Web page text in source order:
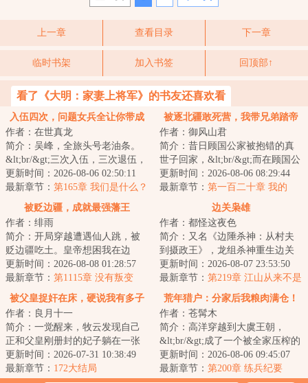
上一章 查看目录 下一章
临时书架 加入书签 回顶部↑
看了《大明：家妻上将军》的书友还喜欢看
入伍四次，问题女兵全让你带成
兵王了？
作者：在世真龙
简介：吴峰，全旅头号老油条。
&lt;br/&gt;三次入伍，三次退伍，
全旅对他简直又爱又恨。
&lt;br/&gt;爱的是...
更新时间：2026-08-06 02:50:11
最新章节： 第165章 我们是什么？
绑匪哎！
被逐北疆敢死营，我带兄弟踏帝
京
作者：御风山君
简介：昔日顾国公家被抱错的真
世子回家，&lt;br/&gt;而在顾国公
家生活了十八年的顾长渊成了假
世子。&lt;b...
更新时间：2026-08-06 08:29:44
最新章节： 第一百二十章 我的
诗，是命换的
被贬边疆，成就最强藩王
作者：绯雨
简介：开局穿越遭遇仙人跳，被
贬边疆吃土。皇帝想困我在边
城？朝臣想看我笑话？却不知我
手握现代知识，开...
更新时间：2026-08-08 01:28:57
最新章节： 第1115章 没有叛变
边关枭雄
作者：都怪这夜色
简介：又名《边陲杀神：从村夫
到摄政王》，龙组杀神重生边关
懒汉，开局反杀恶卒，迎娶落难
罪女。虐村霸、...
更新时间：2026-08-07 23:53:50
最新章节： 第219章 江山从来不是
江湖的事
被父皇捉奸在床，硬说我有多子
多福系统
作者：良月十一
简介：一觉醒来，牧云发现自己
正和父皇刚册封的妃子躺在一张
床上，殿外传来的是他父皇愤怒
的咆哮声，怎么...
更新时间：2026-07-31 10:38:49
最新章节： 172大结局
荒年猎户：分家后我粮肉满仓！
作者：苍髯木
简介：高洋穿越到大虞王朝，
&lt;br/&gt;成了一个被全家压榨的
窝囊猎户。&lt;br/&gt;当牛做马那
么多年，他...
更新时间：2026-08-06 09:45:07
最新章节： 第200章 练兵纪要